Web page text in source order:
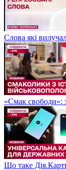
Слова які
«Смак свободи»:
Що таке